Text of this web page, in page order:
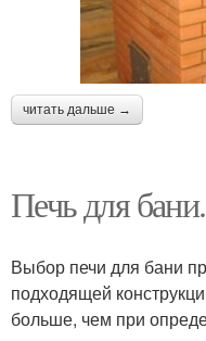
читать дальше →
Печь для
Выбор печи для бани
подходящей
больше, чем при